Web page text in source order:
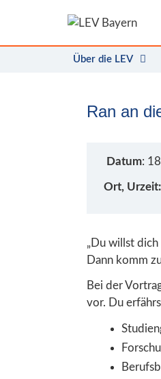
Über die LEV
Ran an
Datum:
Ort, Urzeit:
„Du willst
Dann komm
Bei der
vor. Du